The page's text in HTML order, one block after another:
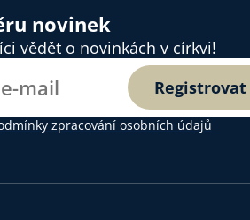
novinek
vědět o novinkách v církvi!
Registrovat
zpracování osobních údajů